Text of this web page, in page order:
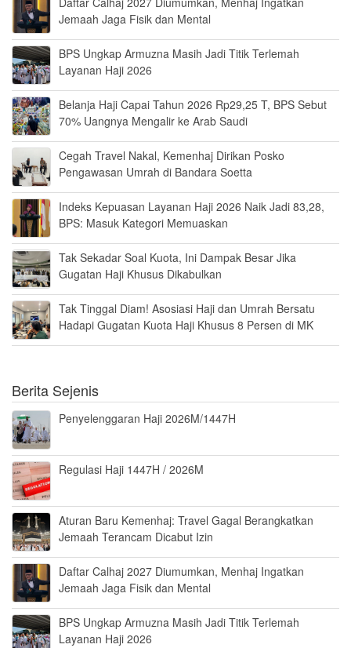
Jemaah Jaga Fisik dan Mental
BPS Ungkap Armuzna Masih Jadi Titik Terlemah
Layanan Haji 2026
Belanja Haji Capai Tahun 2026 Rp29,25 T, BPS Sebut
70% Uangnya Mengalir ke Arab Saudi
Cegah Travel Nakal, Kemenhaj Dirikan Posko
Pengawasan Umrah di Bandara Soetta
Indeks Kepuasan Layanan Haji 2026 Naik Jadi 83,28,
BPS: Masuk Kategori Memuaskan
Tak Sekadar Soal Kuota, Ini Dampak Besar Jika
Gugatan Haji Khusus Dikabulkan
Tak Tinggal Diam! Asosiasi Haji dan Umrah Bersatu
Hadapi Gugatan Kuota Haji Khusus 8 Persen di MK
Berita Sejenis
Penyelenggaran Haji 2026M/1447H
Regulasi Haji 1447H / 2026M
Aturan Baru Kemenhaj: Travel Gagal Berangkatkan
Jemaah Terancam Dicabut Izin
Daftar Calhaj 2027 Diumumkan, Menhaj Ingatkan
Jemaah Jaga Fisik dan Mental
BPS Ungkap Armuzna Masih Jadi Titik Terlemah
Layanan Haji 2026